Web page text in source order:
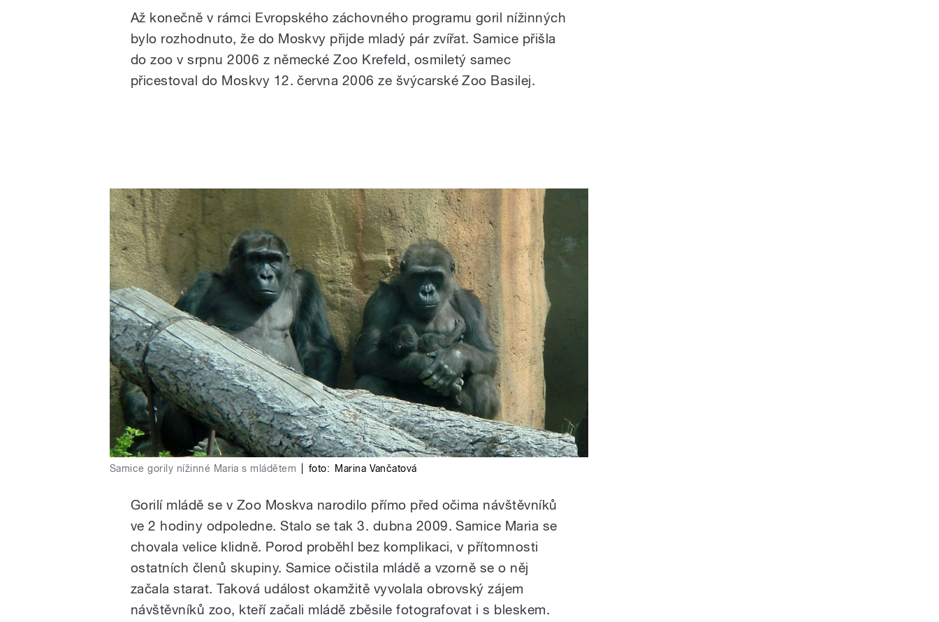
Až konečně v rámci Evropského záchovného programu goril nížinných
bylo rozhodnuto, že do Moskvy přijde mladý pár zvířat. Samice přišla
do zoo v srpnu 2006 z německé Zoo Krefeld, osmiletý samec
přicestoval do Moskvy 12. června 2006 ze švýcarské Zoo Basilej.
Samice gorily nížinné Maria s mládětem foto: Marina Vančatová
Gorilí mládě se v Zoo Moskva narodilo přímo před očima návštěvníků
ve 2 hodiny odpoledne. Stalo se tak 3. dubna 2009. Samice Maria se
chovala velice klidně. Porod proběhl bez komplikaci, v přítomnosti
ostatních členů skupiny. Samice očistila mládě a vzorně se o něj
začala starat. Taková událost okamžitě vyvolala obrovský zájem
návštěvníků zoo, kteří začali mládě zběsile fotografovat i s bleskem.